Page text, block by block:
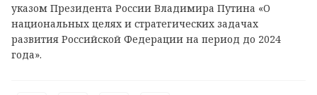
указом Президента России Владимира Путина «О
национальных целях и стратегических задачах
развития Российской Федерации на период до 2024
года».